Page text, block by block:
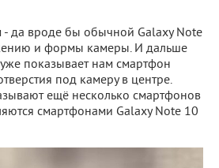
- да вроде бы обычной Galaxy Note
и формы камеры. И дальше
уже показывает нам смартфон
под камеру в центре.
ещё несколько смартфонов
смартфонами Galaxy Note 10